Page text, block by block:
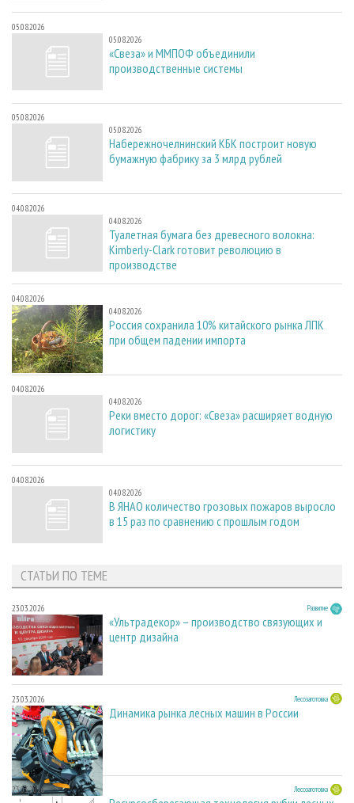
05.08.2026
05.08.2026
«Свеза» и ММПОФ объединили
производственные системы
05.08.2026
05.08.2026
Набережночелнинский КБК построит новую
бумажную фабрику за 3 млрд рублей
04.08.2026
04.08.2026
Туалетная бумага без древесного волокна:
Kimberly-Clark готовит революцию в
производстве
04.08.2026
04.08.2026
Россия сохранила 10% китайского рынка ЛПК
при общем падении импорта
04.08.2026
04.08.2026
Реки вместо дорог: «Свеза» расширяет водную
логистику
04.08.2026
04.08.2026
В ЯНАО количество грозовых пожаров выросло
в 15 раз по сравнению с прошлым годом
СТАТЬИ ПО ТЕМЕ
23.03.2026 Развитие
«Ультрадекор» – производство связующих и
центр дизайна
23.03.2026 Лесозаготовка
Динамика рынка лесных машин в России
23.03.2026 Лесозаготовка